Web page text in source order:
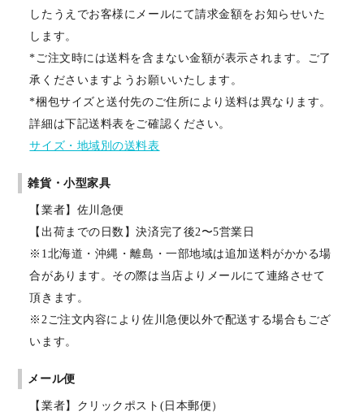
したうえでお客様にメールにて請求金額をお知らせいた
します。
*ご注文時には送料を含まない金額が表示されます。ご了
承くださいますようお願いいたします。
*梱包サイズと送付先のご住所により送料は異なります。
詳細は下記送料表をご確認ください。
サイズ・地域別の送料表
雑貨・小型家具
【業者】佐川急便
【出荷までの日数】決済完了後2〜5営業日
※1北海道・沖縄・離島・一部地域は追加送料がかかる場
合があります。その際は当店よりメールにて連絡させて
頂きます。
※2ご注文内容により佐川急便以外で配送する場合もござ
います。
メール便
【業者】クリックポスト(日本郵便）